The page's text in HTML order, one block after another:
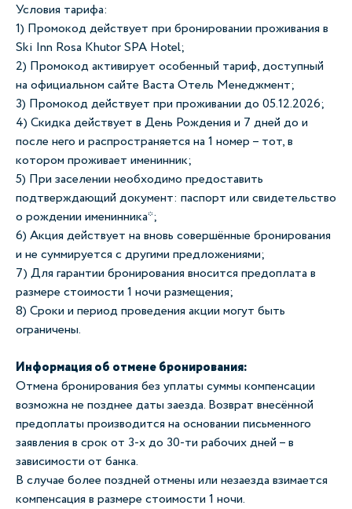
Условия тарифа:
1) Промокод действует при бронировании проживания в
Ski Inn Rosa Khutor SPA Hotel;
2) Промокод активирует особенный тариф, доступный
на официальном сайте Васта Отель Менеджмент;
3) Промокод действует при проживании до 05.12.2026;
4) Скидка действует в День Рождения и 7 дней до и
после него и распространяется на 1 номер – тот, в
котором проживает именинник;
5) При заселении необходимо предоставить
подтверждающий документ: паспорт или свидетельство
о рождении именинника*;
6) Акция действует на вновь совершённые бронирования
и не суммируется с другими предложениями;
7) Для гарантии бронирования вносится предоплата в
размере стоимости 1 ночи размещения;
8) Сроки и период проведения акции могут быть
ограничены.
Информация об отмене бронирования:
Отмена бронирования без уплаты суммы компенсации
возможна не позднее даты заезда. Возврат внесённой
предоплаты производится на основании письменного
заявления в срок от 3-х до 30-ти рабочих дней – в
зависимости от банка.
В случае более поздней отмены или незаезда взимается
компенсация в размере стоимости 1 ночи.